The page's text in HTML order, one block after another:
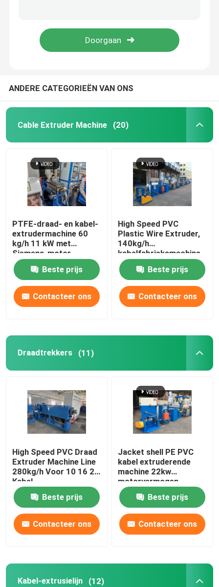
Kabel die Machine verdraaien
Koperen upcast machine
koperen lasmachine
Spiraalgeweld buismachine
Lasersnijmachine
Kabelbollen
Kabelkop
Koperdraadtekening
ANDERE CATEGORIEËN VAN ONS
Cable Extruder Machine (20)
PTFE-draad- en kabel-
extrudermachine 60
kg/h 11 kW met
Siemens-motor
Beste prijs
Contacteer ons
High Speed PVC
Plastic Wire Extruder,
140kg/h
kabelfabrieksmachine
Beste prijs
Contacteer ons
Draadtrekkers (11)
High Speed PVC Draad
Extruder Machine Line
280kg/h Voor 10 16 25
Kabel
Beste prijs
Contacteer ons
Jacket shell PE PVC
kabel extruderende
machine 22kw
motorvermogen
Beste prijs
Contacteer ons
Kabel-extrusielijn (12)